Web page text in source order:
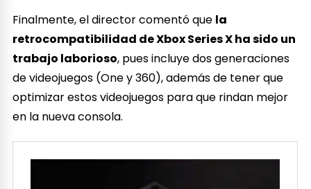
Finalmente, el director comentó que la
retrocompatibilidad de Xbox Series X ha sido un
trabajo laborioso, pues incluye dos generaciones
de videojuegos (One y 360), además de tener que
optimizar estos videojuegos para que rindan mejor
en la nueva consola.